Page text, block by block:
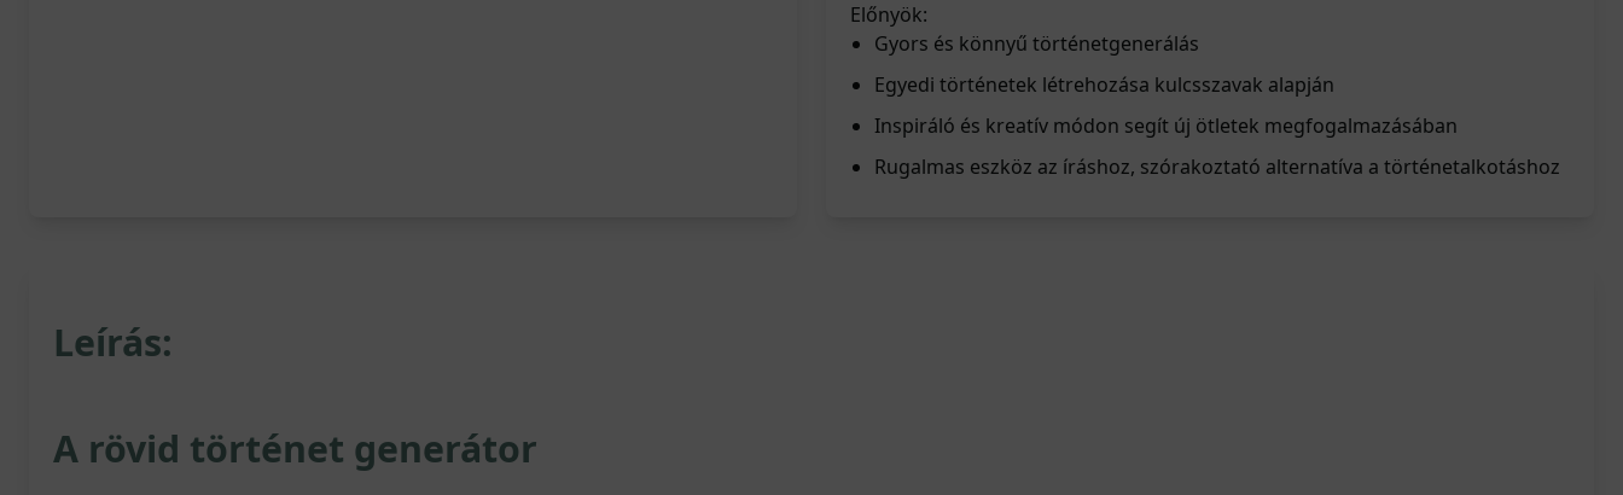
Előnyök:
Gyors és könnyű történetgenerálás
Egyedi történetek létrehozása kulcsszavak alapján
Inspiráló és kreatív módon segít új ötletek megfogalmazásában
Rugalmas eszköz az íráshoz, szórakoztató alternatíva a történetalkotáshoz
Leírás:
A rövid történet generátor